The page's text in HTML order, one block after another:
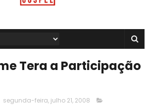
Tera a Participação
segunda-feira, julho 21, 2008